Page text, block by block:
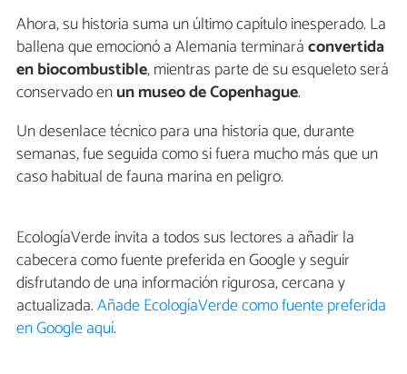
Ahora, su historia suma un último capítulo inesperado. La
ballena que emocionó a Alemania terminaráconvertida
en biocombustible, mientras parte de su esqueleto será
conservado enun museo de Copenhague.
Un desenlace técnico para una historia que, durante
semanas, fue seguida como si fuera mucho más que un
caso habitual de fauna marina en peligro.
EcologíaVerde invita a todos sus lectores a añadir la
cabecera como fuente preferida en Google y seguir
disfrutando de una información rigurosa, cercana y
actualizada.Añade EcologíaVerde como fuente preferida
en Google aquí.